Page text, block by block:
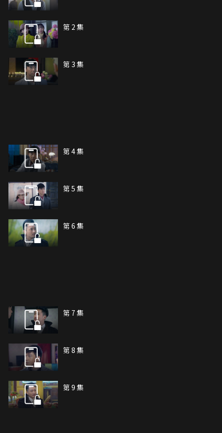
第 2 集
第 3 集
第 4 集
第 5 集
第 6 集
第 7 集
第 8 集
第 9 集